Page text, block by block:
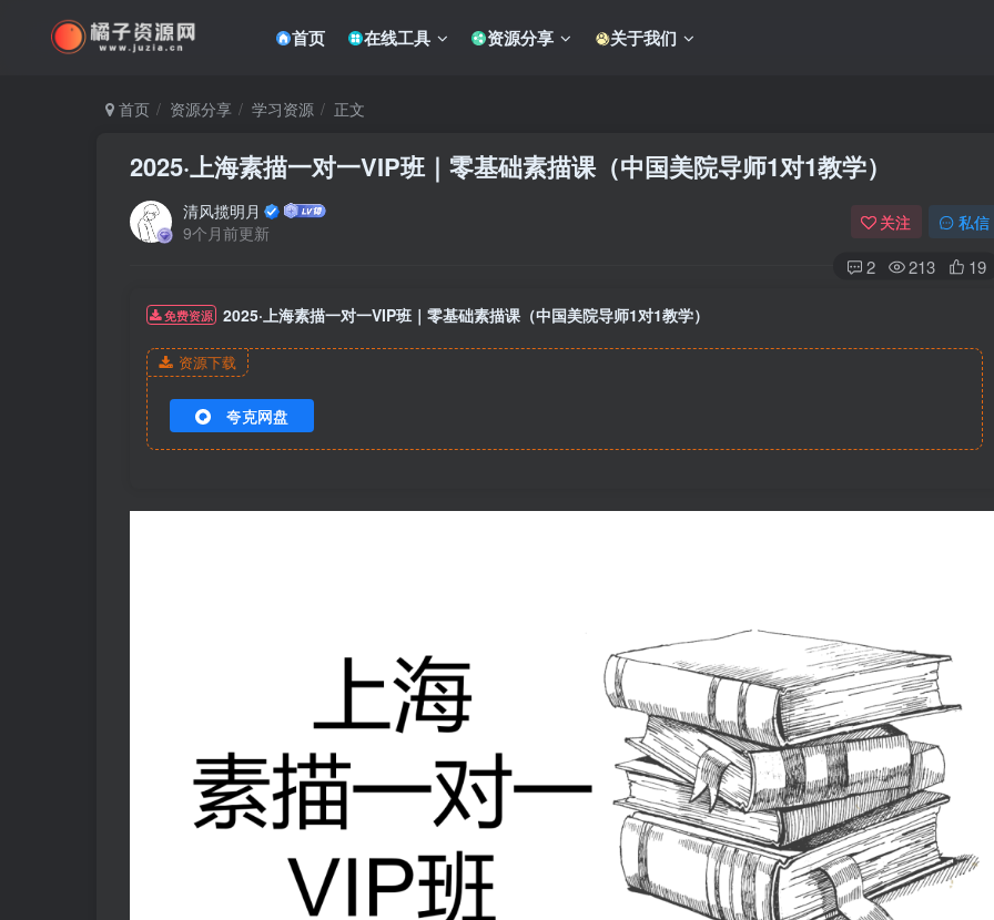
首页 在线工具 资源分享 关于我们
首页 资源分享 学习资源 正文
2025·上海素描一对一VIP班｜零基础素描课（中国美院导师1对1教学）
清风揽明月
9个月前更新
关注 私信
2 213 19
免费资源 2025·上海素描一对一VIP班｜零基础素描课（中国美院导师1对1教学）
资源下载
夸克网盘